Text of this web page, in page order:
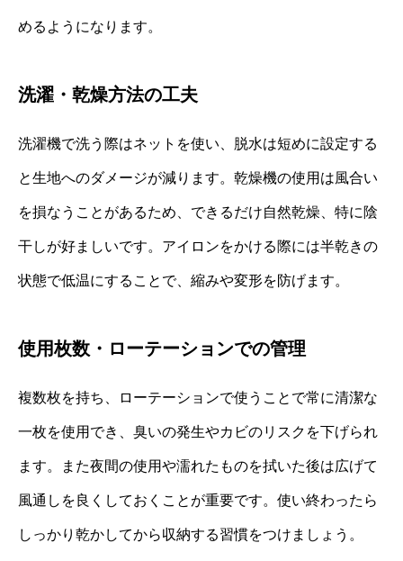
めるようになります。
洗濯・乾燥方法の工夫
洗濯機で洗う際はネットを使い、脱水は短めに設定する
と生地へのダメージが減ります。乾燥機の使用は風合い
を損なうことがあるため、できるだけ自然乾燥、特に陰
干しが好ましいです。アイロンをかける際には半乾きの
状態で低温にすることで、縮みや変形を防げます。
使用枚数・ローテーションでの管理
複数枚を持ち、ローテーションで使うことで常に清潔な
一枚を使用でき、臭いの発生やカビのリスクを下げられ
ます。また夜間の使用や濡れたものを拭いた後は広げて
風通しを良くしておくことが重要です。使い終わったら
しっかり乾かしてから収納する習慣をつけましょう。